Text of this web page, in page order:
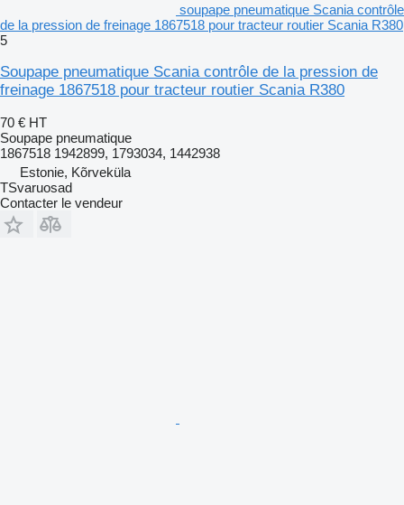
soupape pneumatique Scania contrôle
de la pression de freinage 1867518 pour tracteur routier Scania R380
5
Soupape pneumatique Scania contrôle de la pression de
freinage 1867518 pour tracteur routier Scania R380
70 € HT
Soupape pneumatique
1867518 1942899, 1793034, 1442938
Estonie, Kõrveküla
TSvaruosad
Contacter le vendeur